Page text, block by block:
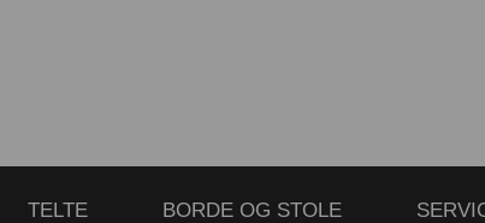
TELTE BORDE OG STOLE